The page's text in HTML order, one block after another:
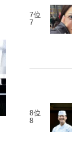
7位
7
8位
8